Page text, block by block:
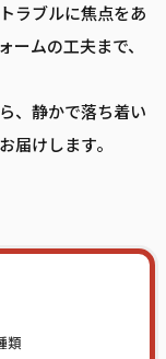
トラブルに焦点をあ
ームの工夫まで、
、静かで落ち着い
届けします。
類